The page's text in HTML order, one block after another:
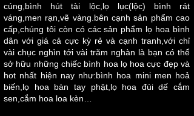
cúng,bình hút tài lộc,lọ lục(lộc) bình rát
váng,men rạn,vẽ vàng.bên cạnh sản phẩm cao
cấp,chúng tôi còn có các sản phẩm lọ hoa bình
dân với giá cả cực kỳ rẻ và cạnh tranh,với chỉ
vài chục nghìn tới vài trăm nghàn là bạn có thể
sở hữu những chiếc bình hoa lọ hoa cực đẹp và
hot nhất hiện nay như:bình hoa mini men hoả
biến,lọ hoa bàn tay phật,lọ hoa đùi dế cắm
sen,cắm hoa loa kèn…